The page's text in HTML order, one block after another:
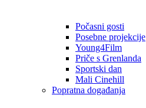
Počasni gosti
Posebne projekcije
Young4Film
Priče s Grenlanda
Sportski dan
Mali Cinehill
Popratna događanja